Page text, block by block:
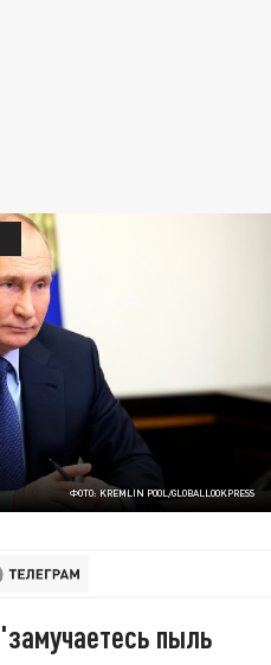
ФОТО: KREMLIN POOL/GLOBALLOOKPRESS
пыль